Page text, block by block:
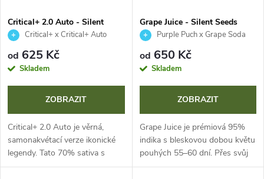
p
r
o
d
u
s
p
r
d
u
Critical+ 2.0 Auto - Silent
SeedsCritical+ x Critical+ Auto
od 625 Kč
Skladem
ZOBRAZIT
Critical+ 2.0 Auto je věrná,
samonakvétací verze ikonické
legendy. Tato 70% sativa s
cyklem 70–80 dní přináší XXL
Grape Juice - Silent Seeds
Purple Puch x Grape Soda
od 650 Kč
Skladem
ZOBRAZIT
Grape Juice je prémiová 95%
indika s bleskovou dobou květu
pouhých 55–60 dní. Přes svůj
kompaktní vzrůst nabízí XXL